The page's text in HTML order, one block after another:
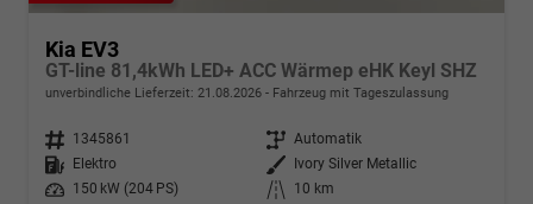
Kia EV3
GT-line 81,4kWh LED+ ACC Wärmep eHK Keyl SHZ
unverbindliche Lieferzeit: 21.08.2026 Fahrzeug mit Tageszulassung
Fahrzeugnr. 1345861 Getriebe Automatik
Kraftstoff
Elektro Außenfarbe
Ivory Silver Metallic
Leistung
150 kW (204 PS) Kilometerstand
10 km